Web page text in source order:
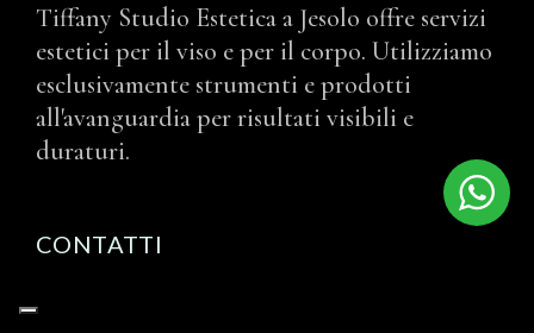
Tiffany Studio Estetica a Jesolo offre servizi
estetici per il viso e per il corpo. Utilizziamo
esclusivamente strumenti e prodotti
all'avanguardia per risultati visibili e
duraturi.
CONTATTI